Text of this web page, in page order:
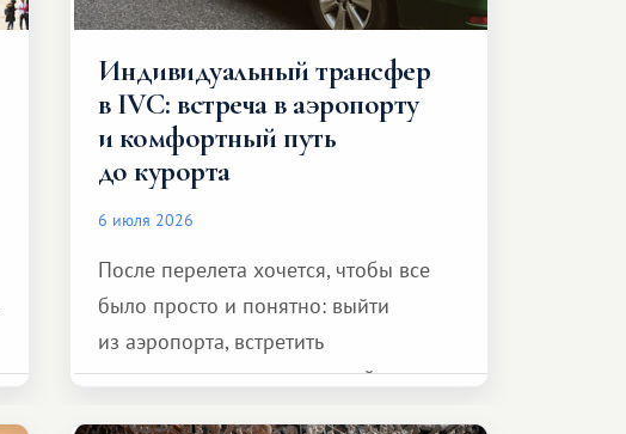
Индивидуальный трансфер
в IVC: встреча в аэропорту
и комфортный путь
до курорта
6 июля 2026
После перелета хочется, чтобы все
было просто и понятно: выйти
из аэропорта, встретить
представителя транспортной